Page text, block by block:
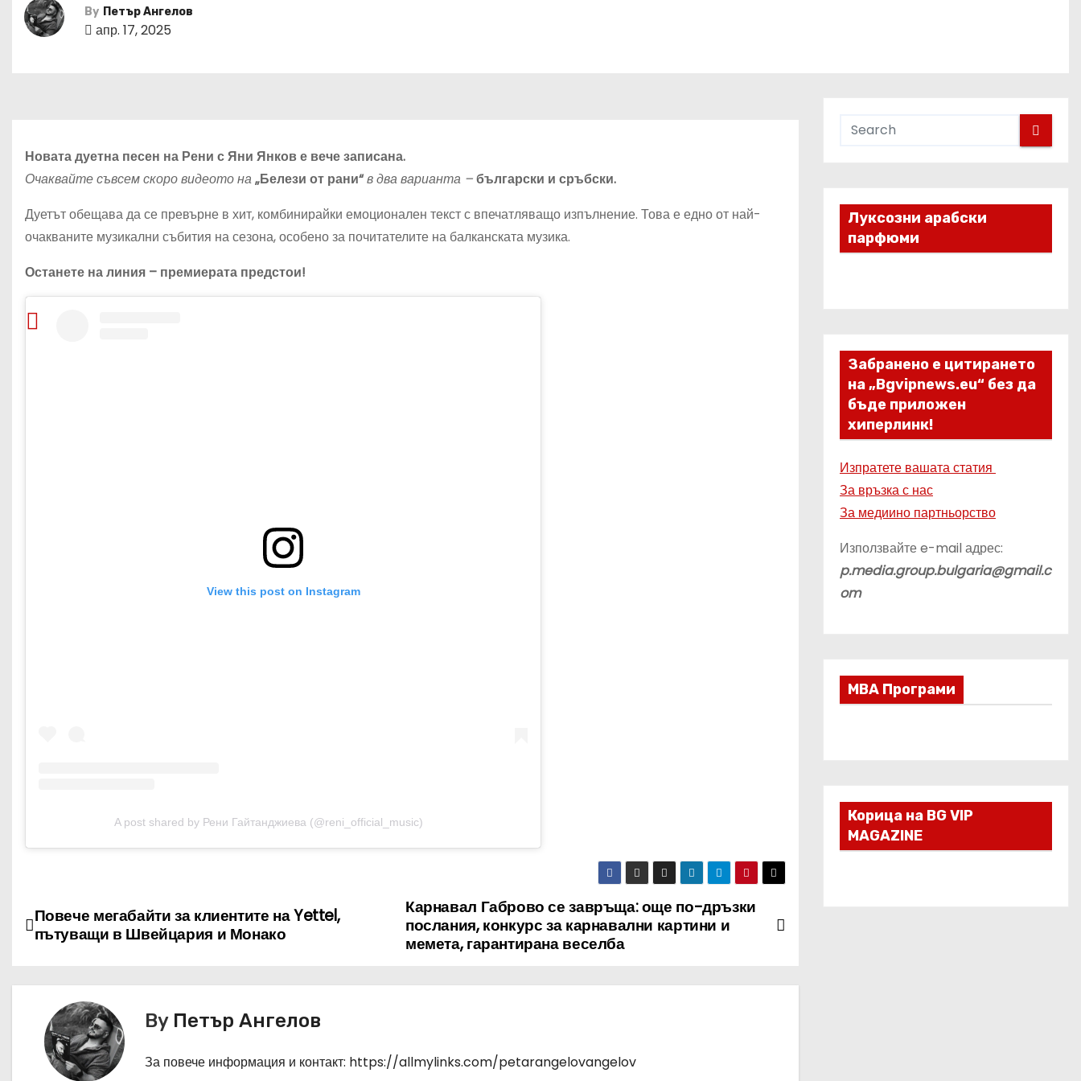
By Петър Ангелов
апр. 17, 2025
Новата дуетна песен на Рени с Яни Янков е вече записана.
Очаквайте съвсем скоро видеото на„Белези от рани“в два варианта –български и сръбски.
Дуетът обещава да се превърне в хит, комбинирайки емоционален текст с впечатляващо изпълнение. Това е едно от най-
очакваните музикални събития на сезона, особено за почитателите на балканската музика.
Останете на линия – премиерата предстои!
View this post on Instagram
A post shared by Рени Гайтанджиева (@reni_official_music)
Н
а
в
Карнавал Габрово се завръща: още по-дръзки
послания, конкурс за карнавални картини и
мемета, гарантирана веселба
Повече мегабайти за клиентите на Yettel,
пътуващи в Швейцария и Монако
By Петър Ангелов
За повече информация и контакт: https://allmylinks.com/petarangelovangelov
Луксозни арабски
парфюми
Забранено е цитирането
на „Bgvipnews.eu“ без да
бъде приложен
хиперлинк!
Изпратете вашата статия
За връзка с нас
За медиино партньорство
Използвайте e-mail адрес:
p.media.group.bulgaria@gmail.c
om
МВА Програми
Корица на BG VIP
MAGAZINE